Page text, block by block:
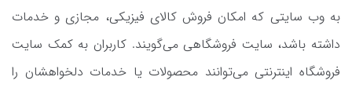
به وب سایتی که امکان فروش کالای فیزیکی، مجازی و خدمات
داشته باشد، سایت فروشگاهی می‌گویند. کاربران به کمک سایت
فروشگاه اینترنتی می‌توانند محصولات یا خدمات دلخواهشان را